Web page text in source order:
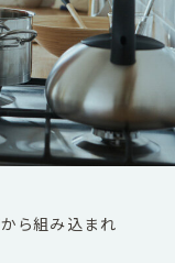
ら組み込まれ